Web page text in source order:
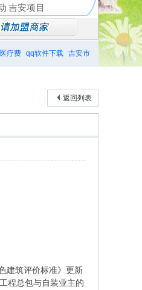
吉安项目
医疗费 qq软件下载 吉安市
返回列表
建筑评价标准》更新
程总包与自装业主的